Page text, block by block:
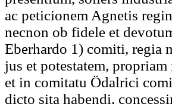
ac peticionem Agnetis
necnon ob fidele et
Eberhardo 1) comiti, regia
jus et potestatem,
et in comitatu Ödalrici
dicto sita habendi,